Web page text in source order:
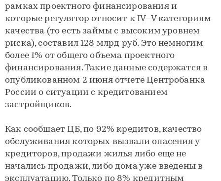
рамках проектного финансирования и
которые регулятор относит к IV–V категориям
качества (то есть займы с высоким уровнем
риска), составил 128 млрд руб. Это немногим
более 1% от общего объема проектного
финансирования. Такие данные содержатся в
опубликованном 2 июня отчете Центробанка
России о ситуации с кредитованием
застройщиков.
Как сообщает ЦБ, по 92% кредитов, качество
обслуживания которых вызвали опасения у
кредиторов, продажи жилья либо еще не
начались продажи, либо дома уже введены в
эксплуатацию. Только по 8% кредитным